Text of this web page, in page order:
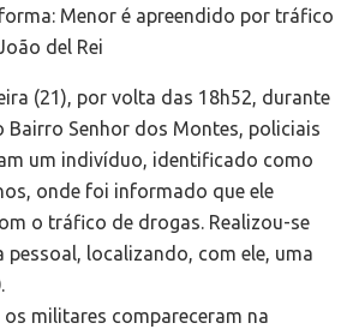
Menor é apreendido por tráfico
del Rei
(21), por volta das 18h52, durante
Bairro Senhor dos Montes, policiais
um indivíduo, identificado como
onde foi informado que ele
o tráfico de drogas. Realizou-se
pessoal, localizando, com ele, uma
militares compareceram na